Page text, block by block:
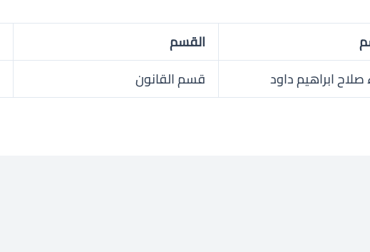
القسم
صلاح ابراهيم داود
قسم القانون